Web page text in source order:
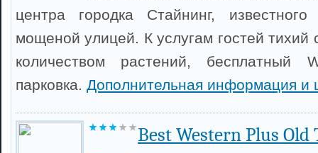
центра городка Стайнинг,
мощеной улицей. К услугам гостей тихий
количеством растений, бесплатный
парковка. Дополнительная информация и
Best Western Plus Old